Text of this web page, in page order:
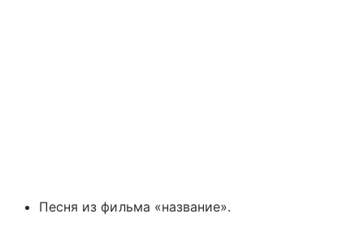
Песня из фильма «название».